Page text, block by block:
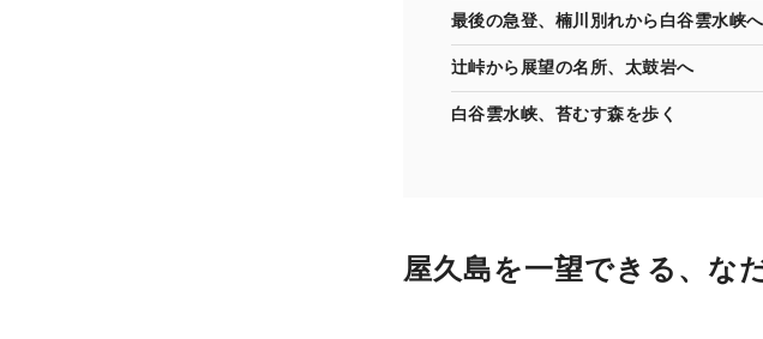
最後の急登、楠川別れから白谷雲水峡へ
辻峠から展望の名所、太鼓岩へ
白谷雲水峡、苔むす森を歩く
屋久島を一望できる、な